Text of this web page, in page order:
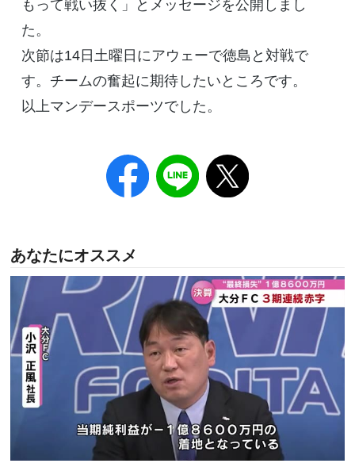
もって戦い抜く」とメッセージを公開しまし
た。
次節は14日土曜日にアウェーで徳島と対戦で
す。チームの奮起に期待したいところです。
以上マンデースポーツでした。
あなたにオススメ